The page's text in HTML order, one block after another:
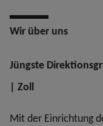
Wir über uns
Jüngste
| Zoll
Mit der Einrichtung